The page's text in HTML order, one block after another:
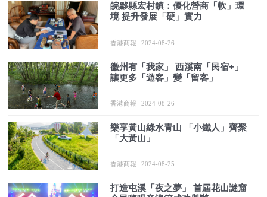
皖黟縣宏村鎮：優化營商「軟」環
境 提升發展「硬」實力
香港商報 2024-08-26
徽州有「我家」 西溪南「民宿+」
讓更多「遊客」變「留客」
香港商報 2024-08-26
樂享黃山綠水青山 「小鐵人」齊聚
「大黃山」
香港商報 2024-08-25
打造屯溪「夜之夢」 首屆花山謎窟